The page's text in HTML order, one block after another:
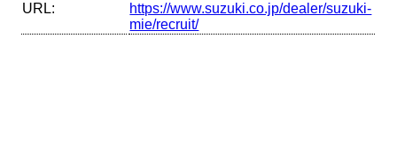
URL:
https://www.suzuki.co.jp/dealer/suzuki-
mie/recruit/